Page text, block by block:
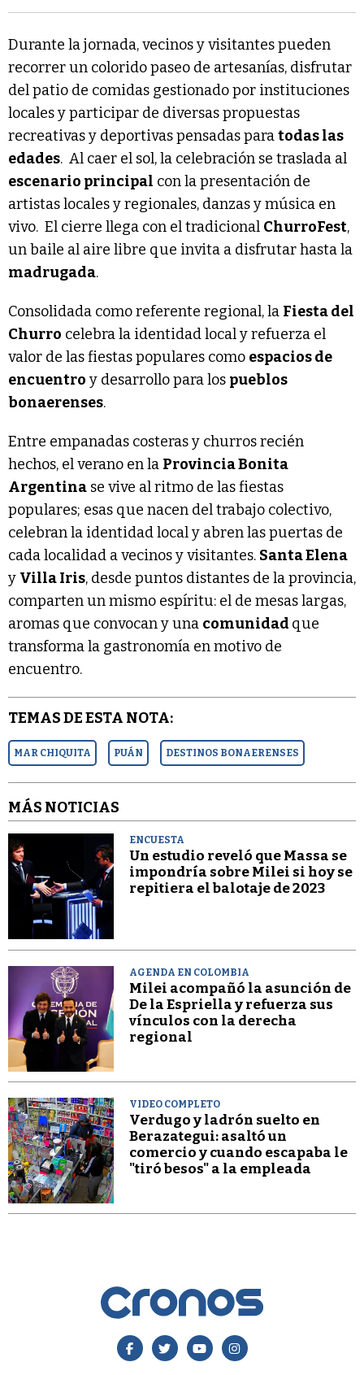
Durante la jornada, vecinos y visitantes pueden
recorrer un colorido paseo de artesanías, disfrutar
del patio de comidas gestionado por instituciones
locales y participar de diversas propuestas
recreativas y deportivas pensadas paratodas las
edades. Al caer el sol, la celebración se traslada al
escenario principal con la presentación de
artistas locales y regionales, danzas y música en
vivo. El cierre llega con el tradicional ChurroFest,
un baile al aire libre que invita a disfrutar hasta la
madrugada.
Consolidada como referente regional, la Fiesta del
Churro celebra la identidad local y refuerza el
valor de las fiestas populares como espacios de
encuentro y desarrollo para los pueblos
bonaerenses.
Entre empanadas costeras y churros recién
hechos, el verano en la Provincia Bonita
Argentina se vive al ritmo de las fiestas
populares; esas que nacen del trabajo colectivo,
celebran la identidad local y abren las puertas de
cada localidad a vecinos y visitantes. Santa Elena
y Villa Iris, desde puntos distantes de la provincia,
comparten un mismo espíritu: el de mesas largas,
aromas que convocan y una comunidad que
transforma la gastronomía en motivo de
encuentro.
TEMAS DE ESTA NOTA:
MAR CHIQUITA PUÁN DESTINOS BONAERENSES
MÁS NOTICIAS
ENCUESTA
Un estudio reveló que Massa se
impondría sobre Milei si hoy se
repitiera el balotaje de 2023
AGENDA EN COLOMBIA
Milei acompañó la asunción de
De la Espriella y refuerza sus
vínculos con la derecha
regional
VIDEO COMPLETO
Verdugo y ladrón suelto en
Berazategui: asaltó un
comercio y cuando escapaba le
"tiró besos" a la empleada